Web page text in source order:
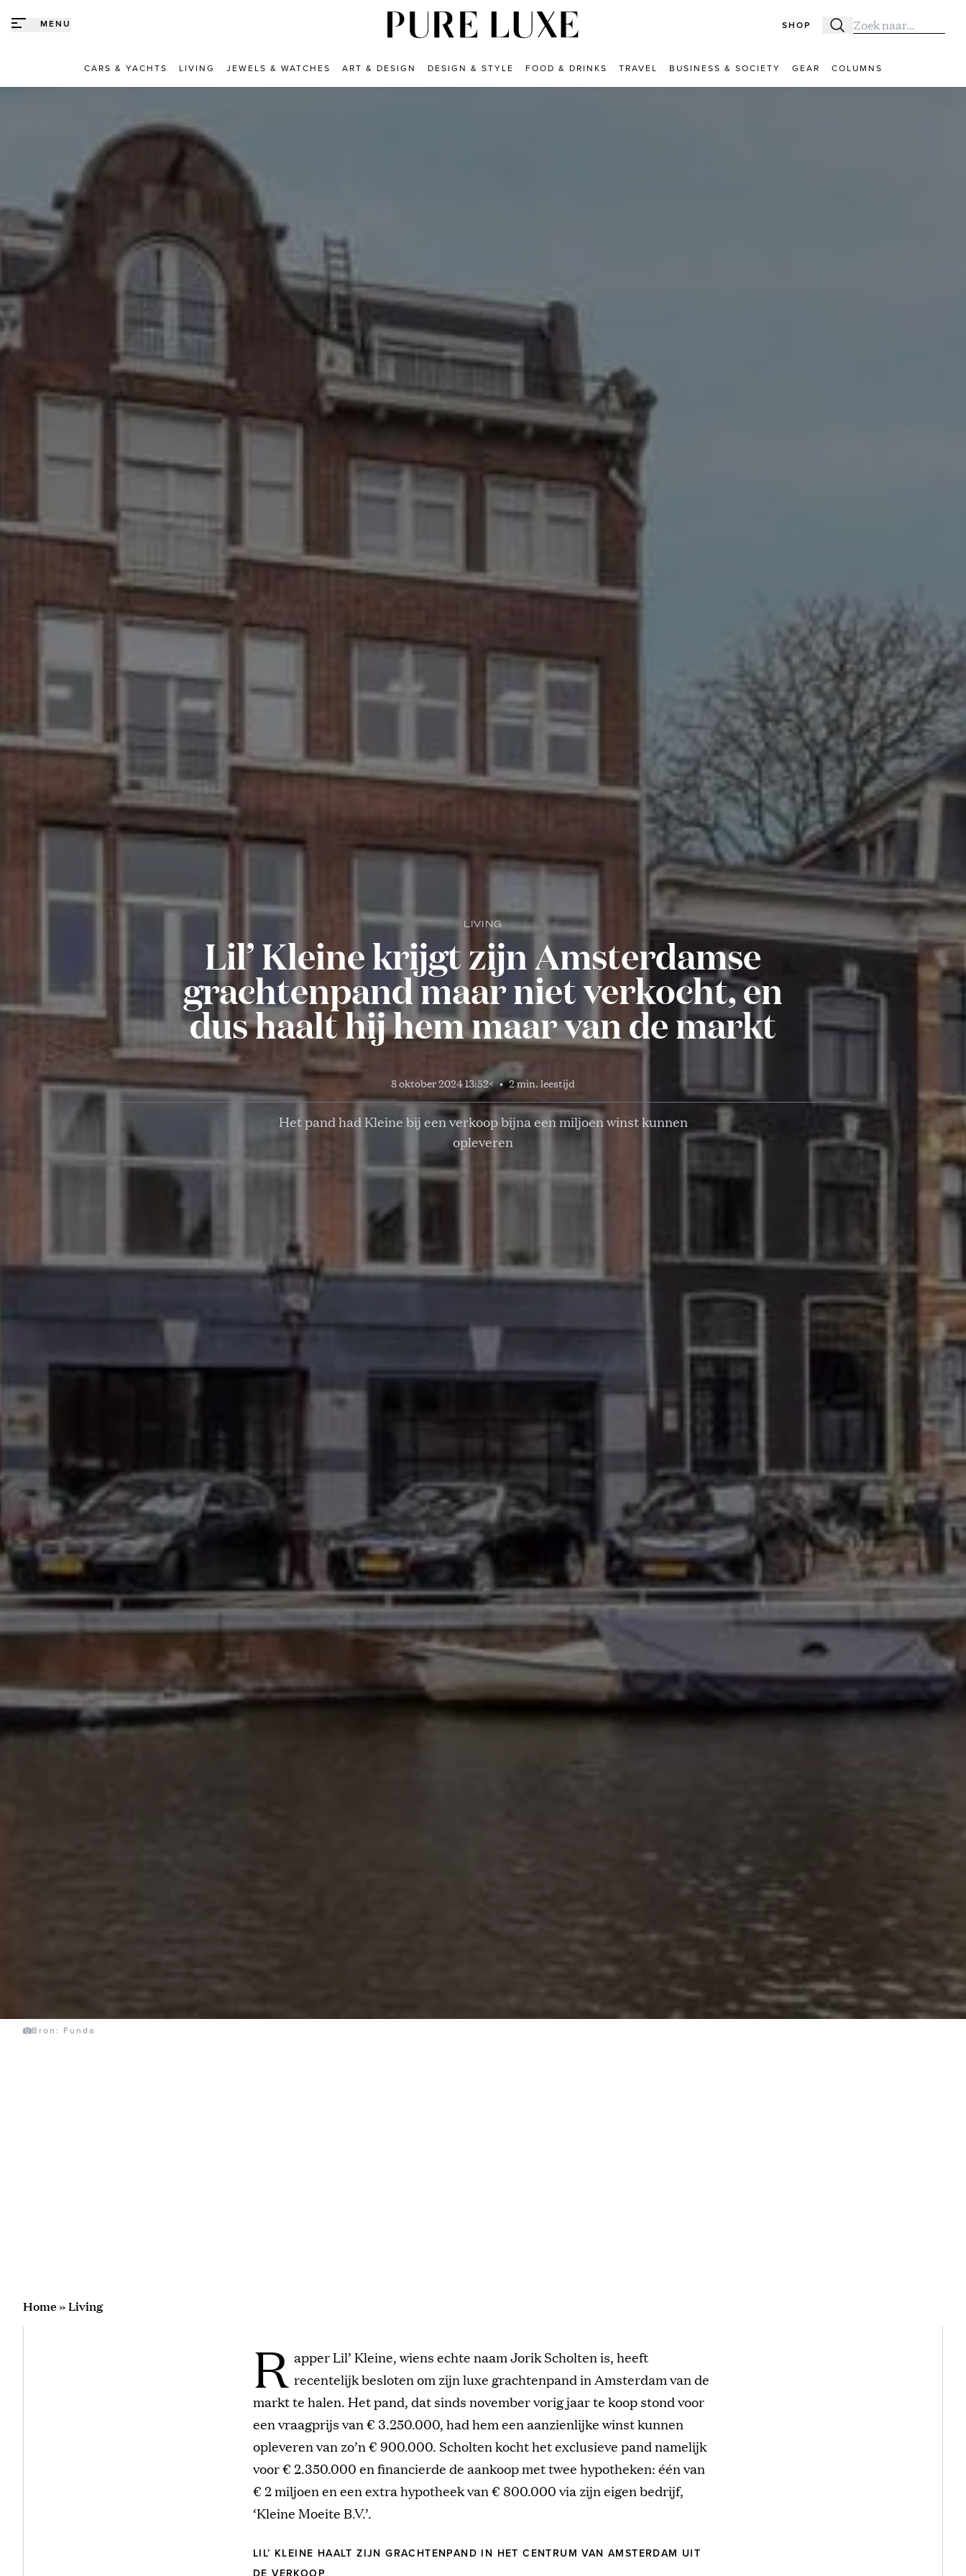
MENU SHOP Zoeken
Zoek naar:
CARS & YACHTS LIVING JEWELS & WATCHES ART & DESIGN DESIGN & STYLE FOOD & DRINKS TRAVEL BUSINESS & SOCIETY GEAR COLUMNS
LIVING
Lil’ Kleine krijgt zijn Amsterdamse
grachtenpand maar niet verkocht, en
dus haalt hij hem maar van de markt
8 oktober 2024 13:52< • 2 min. leestijd
Het pand had Kleine bij een verkoop bijna een miljoen winst kunnen
opleveren
Bron: Funda
Home»Living
R apper Lil’ Kleine, wiens echte naam Jorik Scholten is, heeft
recentelijk besloten om zijn luxe grachtenpand in Amsterdam van de
markt te halen. Het pand, dat sinds november vorig jaar te koop stond voor
een vraagprijs van € 3.250.000, had hem een aanzienlijke winst kunnen
opleveren van zo’n € 900.000. Scholten kocht het exclusieve pand namelijk
voor € 2.350.000 en financierde de aankoop met twee hypotheken: één van
€ 2 miljoen en een extra hypotheek van € 800.000 via zijn eigen bedrijf,
‘Kleine Moeite B.V.’.
LIL’ KLEINE HAALT ZIJN GRACHTENPAND IN HET CENTRUM VAN AMSTERDAM UIT
DE VERKOOP